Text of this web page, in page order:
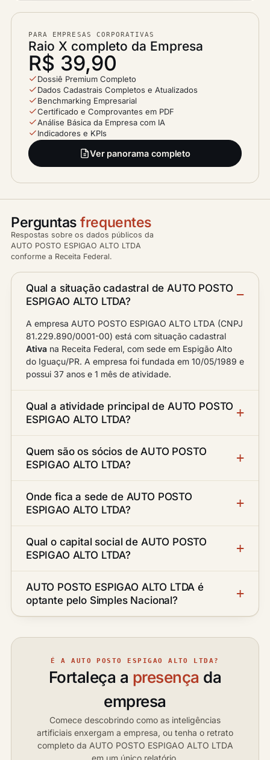
PARA EMPRESAS CORPORATIVAS
Raio X completo da Empresa
R$ 39,90
Dossiê Premium Completo
Dados Cadastrais Completos e Atualizados
Benchmarking Empresarial
Certificado e Comprovantes em PDF
Análise Básica da Empresa com IA
Indicadores e KPIs
Ver panorama completo
Perguntasfrequentes
Respostas sobre os dados públicos da
AUTO POSTO ESPIGAO ALTO LTDA
conforme a Receita Federal.
Qual a situação cadastral de AUTO POSTO
ESPIGAO ALTO LTDA?
A empresa AUTO POSTO ESPIGAO ALTO LTDA (CNPJ
81.229.890/0001-00) está com situação cadastral
Ativa na Receita Federal, com sede em Espigão Alto
do Iguaçu/PR. A empresa foi fundada em 10/05/1989 e
possui 37 anos e 1 mês de atividade.
Qual a atividade principal de AUTO POSTO
ESPIGAO ALTO LTDA?
Quem são os sócios de AUTO POSTO
ESPIGAO ALTO LTDA?
Onde fica a sede de AUTO POSTO
ESPIGAO ALTO LTDA?
Qual o capital social de AUTO POSTO
ESPIGAO ALTO LTDA?
AUTO POSTO ESPIGAO ALTO LTDA é
optante pelo Simples Nacional?
É A AUTO POSTO ESPIGAO ALTO LTDA?
Fortaleça a presença da
empresa
Comece descobrindo como as inteligências
artificiais enxergam a empresa, ou tenha o retrato
completo da AUTO POSTO ESPIGAO ALTO LTDA
em um único relatório.